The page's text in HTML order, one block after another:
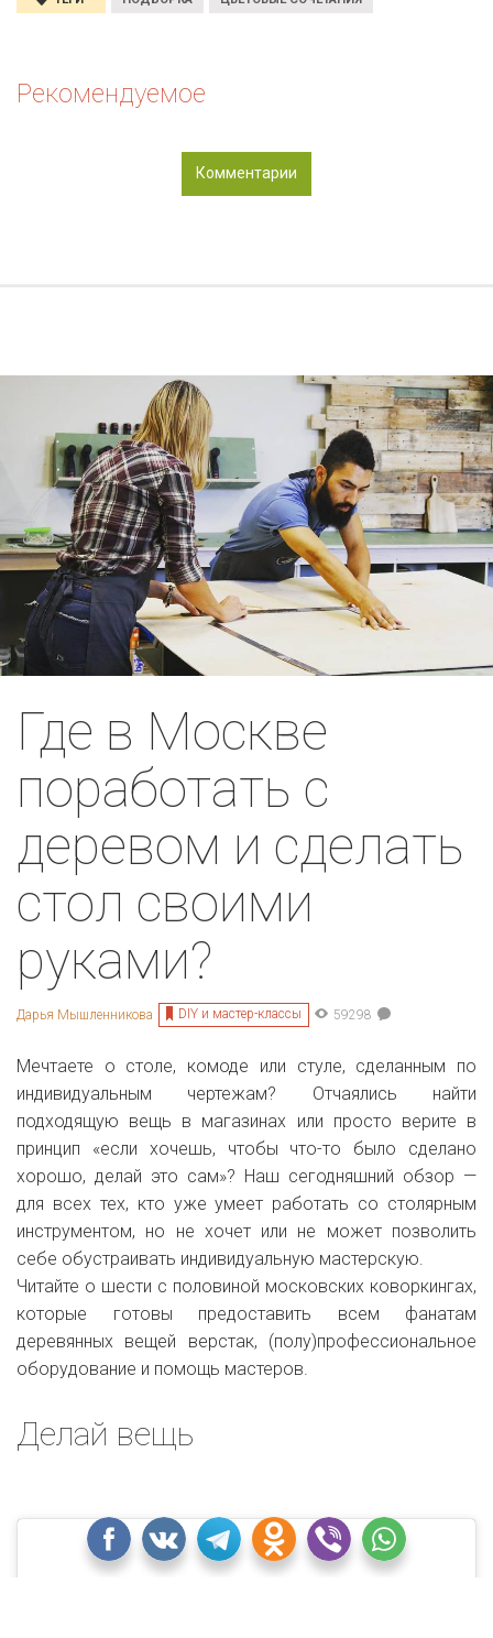
Рекомендуемое
Комментарии
Где в Москве
поработать с
деревом и сделать
стол своими
руками?
Дарья Мышленникова DIY и мастер-классы 59298
Мечтаете о столе, комоде или стуле, сделанным по
индивидуальным чертежам? Отчаялись найти
подходящую вещь в магазинах или просто верите в
принцип «если хочешь, чтобы что-то было сделано
хорошо, делай это сам»? Наш сегодняшний обзор —
для всех тех, кто уже умеет работать со столярным
инструментом, но не хочет или не может позволить
себе обустраивать индивидуальную мастерскую.
Читайте о шести с половиной московских коворкингах,
которые готовы предоставить всем фанатам
деревянных вещей верстак, (полу)профессиональное
оборудование и помощь мастеров.
Делай вещь